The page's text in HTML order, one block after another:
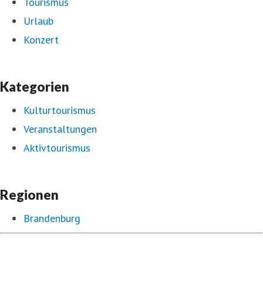
Urlaub
Konzert
Kategorien
Kulturtourismus
Veranstaltungen
Aktivtourismus
Regionen
Brandenburg